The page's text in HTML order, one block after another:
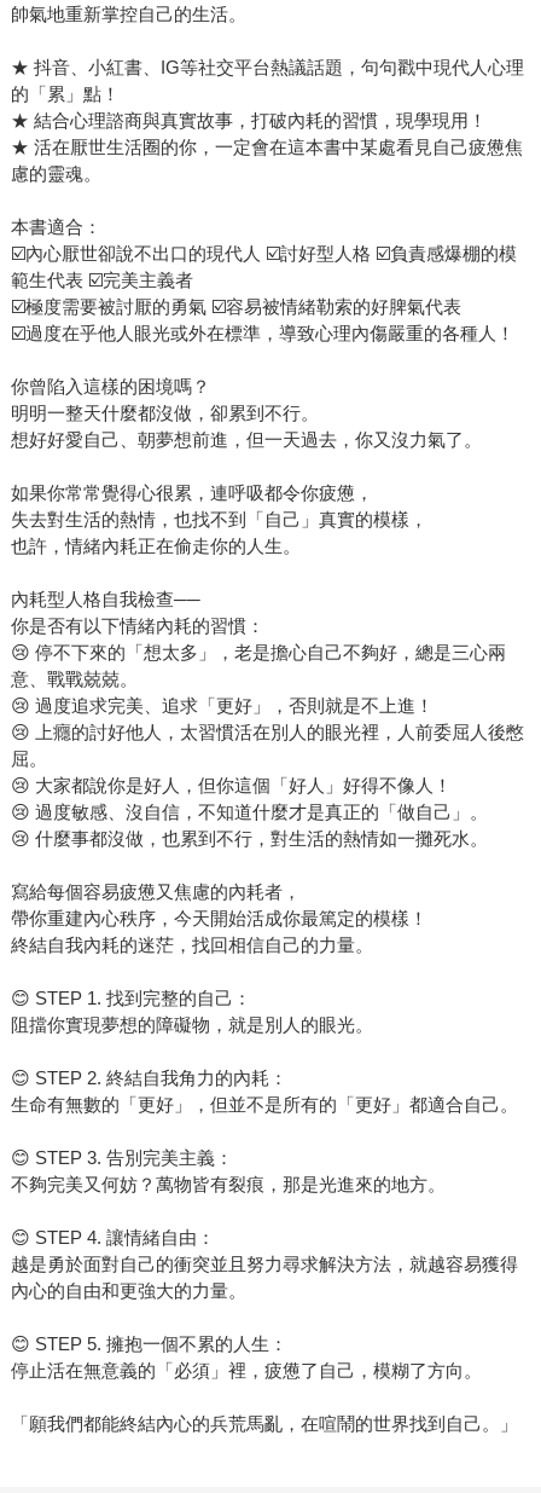
帥氣地重新掌控自己的生活。
★ 抖音、小紅書、IG等社交平台熱議話題，句句戳中現代人心理
的「累」點！
★ 結合心理諮商與真實故事，打破內耗的習慣，現學現用！
★ 活在厭世生活圈的你，一定會在這本書中某處看見自己疲憊焦
慮的靈魂。
本書適合：
☑️內心厭世卻說不出口的現代人 ☑️討好型人格 ☑️負責感爆棚的模
範生代表 ☑️完美主義者
☑️極度需要被討厭的勇氣 ☑️容易被情緒勒索的好脾氣代表
☑️過度在乎他人眼光或外在標準，導致心理內傷嚴重的各種人！
你曾陷入這樣的困境嗎？
明明一整天什麼都沒做，卻累到不行。
想好好愛自己、朝夢想前進，但一天過去，你又沒力氣了。
如果你常常覺得心很累，連呼吸都令你疲憊，
失去對生活的熱情，也找不到「自己」真實的模樣，
也許，情緒內耗正在偷走你的人生。
內耗型人格自我檢查──
你是否有以下情緒內耗的習慣：
😢 停不下來的「想太多」，老是擔心自己不夠好，總是三心兩
意、戰戰兢兢。
😢 過度追求完美、追求「更好」，否則就是不上進！
😢 上癮的討好他人，太習慣活在別人的眼光裡，人前委屈人後憋
屈。
😢 大家都說你是好人，但你這個「好人」好得不像人！
😢 過度敏感、沒自信，不知道什麼才是真正的「做自己」。
😢 什麼事都沒做，也累到不行，對生活的熱情如一攤死水。
寫給每個容易疲憊又焦慮的內耗者，
帶你重建內心秩序，今天開始活成你最篤定的模樣！
終結自我內耗的迷茫，找回相信自己的力量。
😊 STEP 1. 找到完整的自己：
阻擋你實現夢想的障礙物，就是別人的眼光。
😊 STEP 2. 終結自我角力的內耗：
生命有無數的「更好」，但並不是所有的「更好」都適合自己。
😊 STEP 3. 告別完美主義：
不夠完美又何妨？萬物皆有裂痕，那是光進來的地方。
😊 STEP 4. 讓情緒自由：
越是勇於面對自己的衝突並且努力尋求解決方法，就越容易獲得
內心的自由和更強大的力量。
😊 STEP 5. 擁抱一個不累的人生：
停止活在無意義的「必須」裡，疲憊了自己，模糊了方向。
「願我們都能終結內心的兵荒馬亂，在喧鬧的世界找到自己。」